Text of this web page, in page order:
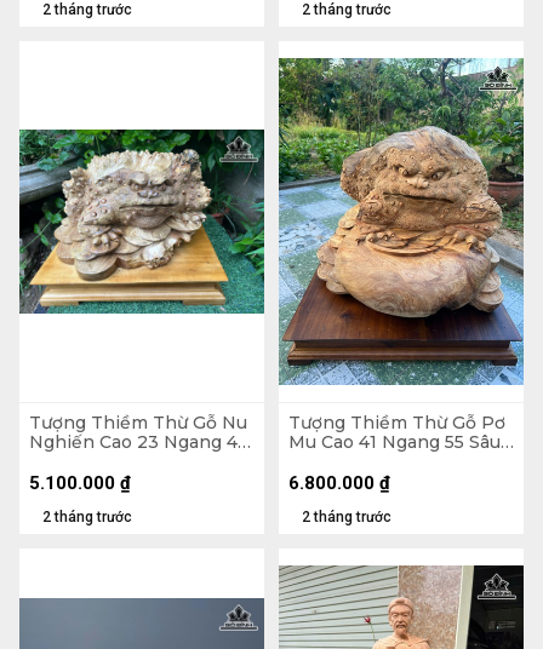
2 tháng trước 2 tháng trước
Tượng Thiềm Thừ Gỗ Nu
Nghiến Cao 23 Ngang 41
2 tháng trước
5.100.000 ₫
Tượng Thiềm Thừ Gỗ Pơ
Mu Cao 41 Ngang 55 Sâu
2 tháng trước
6.800.000 ₫